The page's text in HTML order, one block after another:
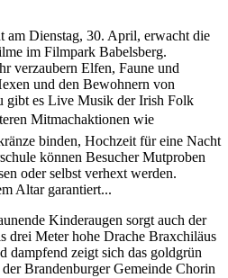
am Dienstag, 30. April, erwacht die
im Filmpark Babelsberg.
verzaubern Elfen, Faune und
und den Bewohnern von
gibt es Live Musik der Irish Folk
Mitmachaktionen wie
binden, Hochzeit für eine Nacht
können Besucher Mutproben
oder selbst verhext werden.
Altar garantiert...
Kinderaugen sorgt auch der
drei Meter hohe Drache Braxchiläus
dampfend zeigt sich das goldgrün
Brandenburger Gemeinde Chorin